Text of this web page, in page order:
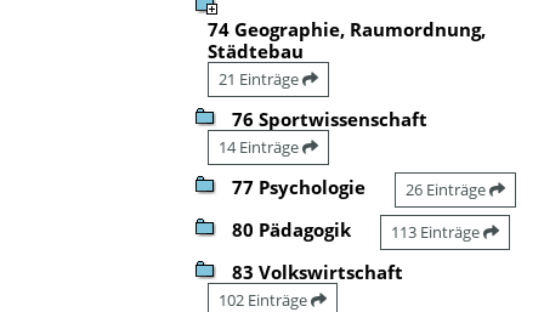
74 Geographie, Raumordnung,
Städtebau
21 Einträge
76 Sportwissenschaft
14 Einträge
77 Psychologie 26 Einträge
80 Pädagogik 113 Einträge
83 Volkswirtschaft
102 Einträge